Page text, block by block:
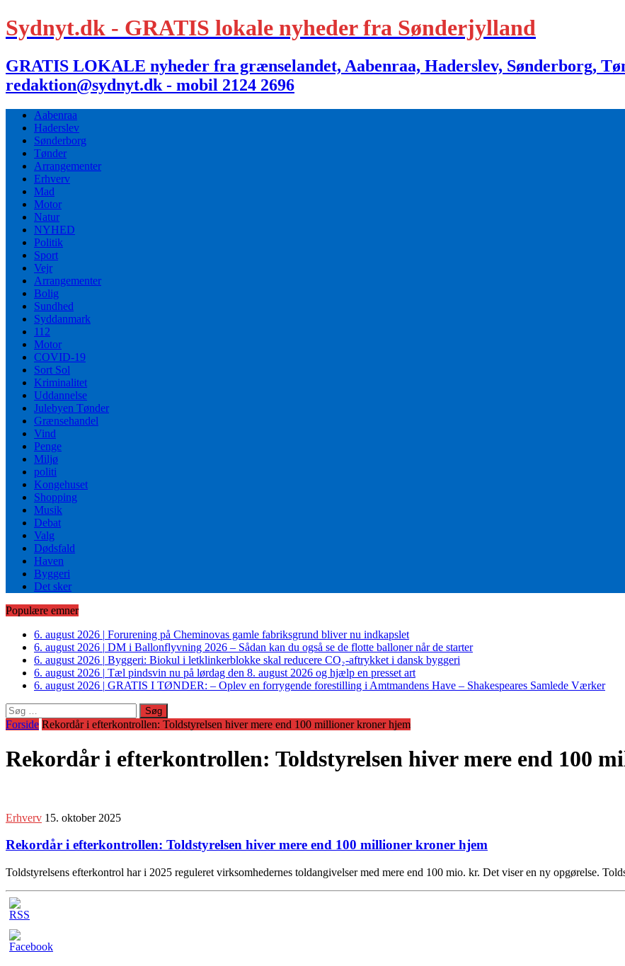
Sydnyt.dk - GRATIS lokale nyheder fra Sønderjylland
GRATIS LOKALE nyheder fra grænselandet, Aabenraa, Haderslev, Sønderborg,
redaktion@sydnyt.dk - mobil 2124 2696
Aabenraa
Haderslev
Sønderborg
Tønder
Arrangementer
Erhverv
Mad
Motor
Natur
NYHED
Politik
Sport
Vejr
Arrangementer
Bolig
Sundhed
Syddanmark
112
Motor
COVID-19
Sort Sol
Kriminalitet
Uddannelse
Julebyen Tønder
Grænsehandel
Vind
Penge
Miljø
politi
Kongehuset
Shopping
Musik
Debat
Valg
Dødsfald
Haven
Byggeri
Det sker
Populære emner
6. august 2026 | Forurening på Cheminovas gamle fabriksgrund bliver nu indkapslet
6. august 2026 | DM i Ballonflyvning 2026 – Sådan kan du også se de flotte balloner når de starter
6. august 2026 | Byggeri: Biokul i letklinkerblokke skal reducere CO₂-aftrykket i dansk byggeri
6. august 2026 | Tæl pindsvin nu på lørdag den 8. august 2026 og hjælp en presset art
6. august 2026 | GRATIS I TØNDER: – Oplev en forrygende forestilling i Amtmandens Have – Shakespeares Samlede Værker
Søg
efter:
Forside Rekordår i efterkontrollen: Toldstyrelsen hiver mere end 100 millioner kroner hjem
Rekordår i efterkontrollen: Toldstyrelsen hiver mere end 100
Erhverv 15. oktober 2025
Rekordår i efterkontrollen: Toldstyrelsen hiver mere end 100 millioner kroner hjem
Toldstyrelsens efterkontrol har i 2025 reguleret virksomhedernes toldangivelser med mere end 100 mio. kr. Det viser en ny opgørelse.